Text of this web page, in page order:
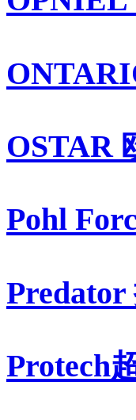
OSTAR
Pohl
Predator
Protech